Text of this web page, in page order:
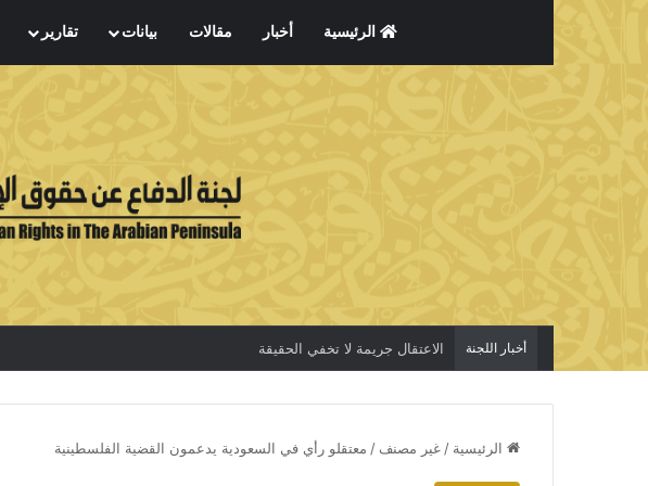
الرئيسية أخبار مقالات بيانات تقارير
أخبار اللجنة الاعتقال جريمة لا تخفي الحقيقة
الرئيسية / غير مصنف / معتقلو رأي في السعودية يدعمون القضية الفلسطينية